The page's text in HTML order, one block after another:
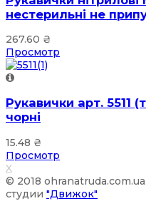
нестерильні не
267.60 ₴
Просмотр
Рукавички арт. 5511
чорні
15.48 ₴
Просмотр
X
© 2018
студии "Движок"